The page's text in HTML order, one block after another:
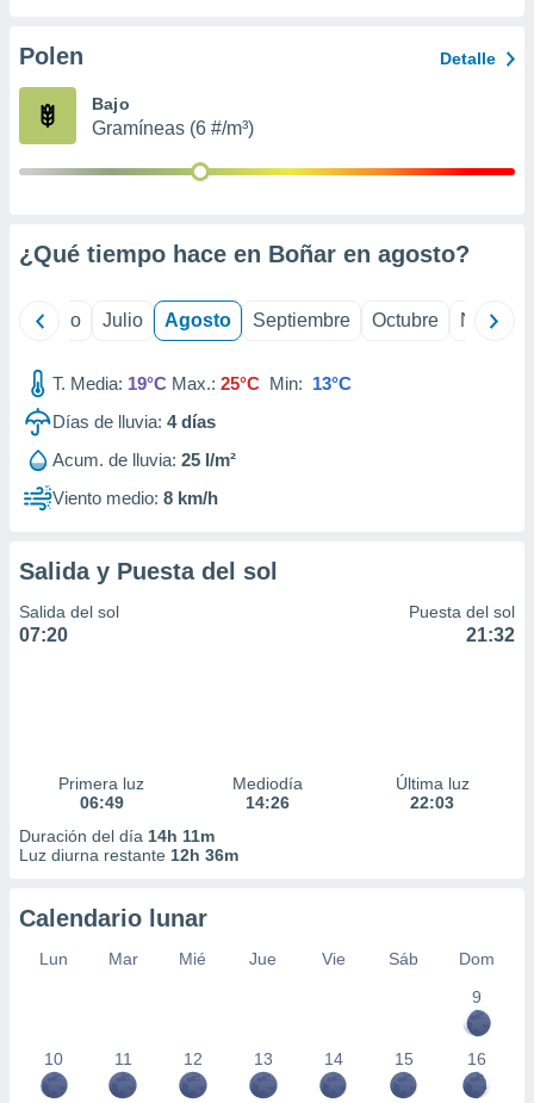
e
mediante
de
Polen Detalle
Bajo
Gramíneas (6 #/m³)
¿Qué tiempo hace en Boñar en agosto?
Junio Julio Agosto Septiembre Octubre
T. Media: 19°C Max.: 25°C Min: 13°C
Días de lluvia: 4días
Acum. de lluvia: 25 l/m²
Viento medio: 8 km/h
Salida y Puesta del sol
Salida del sol
07:20
Puesta del sol
21:32
Primera luz
06:49
Mediodía
14:26
Última luz
22:03
Duración del día 14h 11m
Luz diurna restante 12h 36m
Calendario lunar
Lun Mar Mié Jue Vie Sáb
Dom
9
10 11 12 13 14 15 16